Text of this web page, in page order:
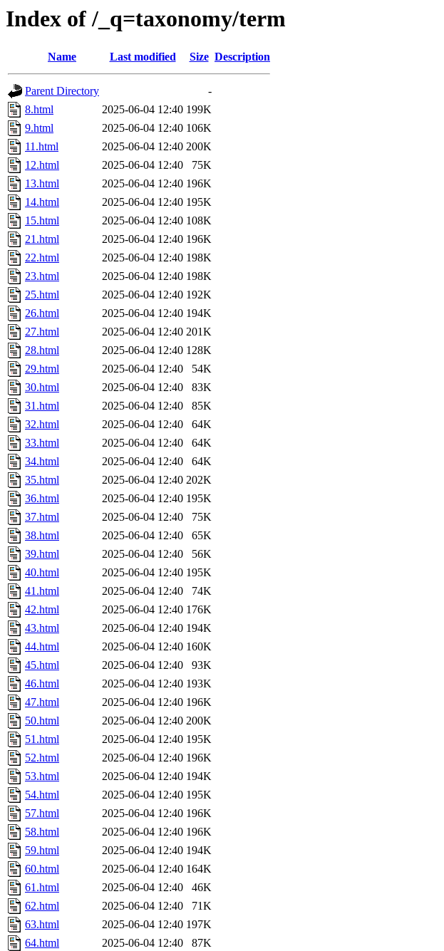
Index of /_q=taxonomy/term
Name Last modified Size Description
Parent Directory
-
8.html
2025-06-04 12:40 199K
9.html
2025-06-04 12:40 106K
11.html
2025-06-04 12:40 200K
12.html
2025-06-04 12:40
75K
13.html
2025-06-04 12:40 196K
14.html
2025-06-04 12:40 195K
15.html
2025-06-04 12:40 108K
21.html
2025-06-04 12:40 196K
22.html
2025-06-04 12:40 198K
23.html
2025-06-04 12:40 198K
25.html
2025-06-04 12:40 192K
26.html
2025-06-04 12:40 194K
27.html
2025-06-04 12:40 201K
28.html
2025-06-04 12:40 128K
29.html
2025-06-04 12:40
54K
30.html
2025-06-04 12:40
83K
31.html
2025-06-04 12:40
85K
32.html
2025-06-04 12:40
64K
33.html
2025-06-04 12:40
64K
34.html
2025-06-04 12:40
64K
35.html
2025-06-04 12:40 202K
36.html
2025-06-04 12:40 195K
37.html
2025-06-04 12:40
75K
38.html
2025-06-04 12:40
65K
39.html
2025-06-04 12:40
56K
40.html
2025-06-04 12:40 195K
41.html
2025-06-04 12:40
74K
42.html
2025-06-04 12:40 176K
43.html
2025-06-04 12:40 194K
44.html
2025-06-04 12:40 160K
45.html
2025-06-04 12:40
93K
46.html
2025-06-04 12:40 193K
47.html
2025-06-04 12:40 196K
50.html
2025-06-04 12:40 200K
51.html
2025-06-04 12:40 195K
52.html
2025-06-04 12:40 196K
53.html
2025-06-04 12:40 194K
54.html
2025-06-04 12:40 195K
57.html
2025-06-04 12:40 196K
58.html
2025-06-04 12:40 196K
59.html
2025-06-04 12:40 194K
60.html
2025-06-04 12:40 164K
61.html
2025-06-04 12:40
46K
62.html
2025-06-04 12:40
71K
63.html
2025-06-04 12:40 197K
64.html
2025-06-04 12:40
87K